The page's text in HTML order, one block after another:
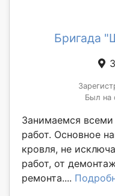
Бригада
Был на
Занимаемся
работ. Основное
кровля, не
работ, от
ремонта....